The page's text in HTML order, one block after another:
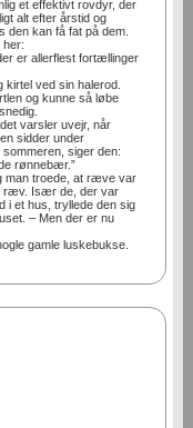
et effektivt rovdyr, der
alt efter årstid og
den kan få fat på dem.
er allerflest fortællinger
ved sin halerod.
og kunne så løbe
varsler uvejr, når
sidder under
siger den:
rønnebær.”
man troede, at ræve var
ræv. Især de, der var
i et hus, tryllede den sig
– Men der er nu
gamle luskebukse.